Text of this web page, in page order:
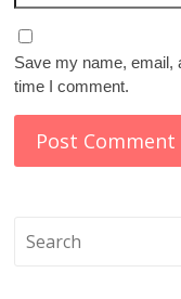
Save my name, email,
time I comment.